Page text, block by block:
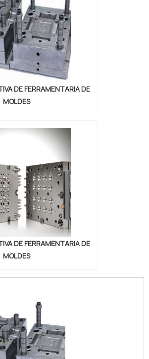
DE FERRAMENTARIA DE
MOLDES
DE FERRAMENTARIA DE
MOLDES